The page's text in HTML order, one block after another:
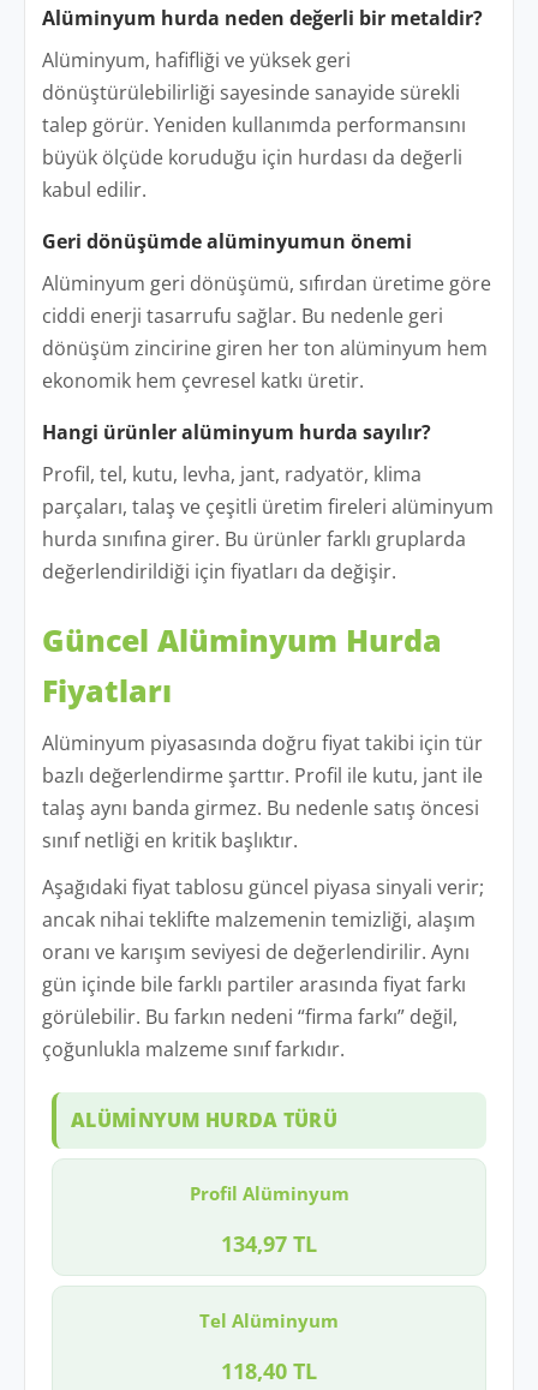
Alüminyum hurda neden değerli bir metaldir?
Alüminyum, hafifliği ve yüksek geri
dönüştürülebilirliği sayesinde sanayide sürekli
talep görür. Yeniden kullanımda performansını
büyük ölçüde koruduğu için hurdası da değerli
kabul edilir.
Geri dönüşümde alüminyumun önemi
Alüminyum geri dönüşümü, sıfırdan üretime göre
ciddi enerji tasarrufu sağlar. Bu nedenle geri
dönüşüm zincirine giren her ton alüminyum hem
ekonomik hem çevresel katkı üretir.
Hangi ürünler alüminyum hurda sayılır?
Profil, tel, kutu, levha, jant, radyatör, klima
parçaları, talaş ve çeşitli üretim fireleri alüminyum
hurda sınıfına girer. Bu ürünler farklı gruplarda
değerlendirildiği için fiyatları da değişir.
Güncel Alüminyum Hurda
Fiyatları
Alüminyum piyasasında doğru fiyat takibi için tür
bazlı değerlendirme şarttır. Profil ile kutu, jant ile
talaş aynı banda girmez. Bu nedenle satış öncesi
sınıf netliği en kritik başlıktır.
Aşağıdaki fiyat tablosu güncel piyasa sinyali verir;
ancak nihai teklifte malzemenin temizliği, alaşım
oranı ve karışım seviyesi de değerlendirilir. Aynı
gün içinde bile farklı partiler arasında fiyat farkı
görülebilir. Bu farkın nedeni “firma farkı” değil,
çoğunlukla malzeme sınıf farkıdır.
ALÜMINYUM HURDA TÜRÜ
Profil Alüminyum
134,97 TL
Tel Alüminyum
118,40 TL